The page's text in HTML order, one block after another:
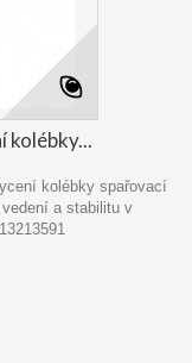
kolébky...
kolébky spařovací
a stabilitu v